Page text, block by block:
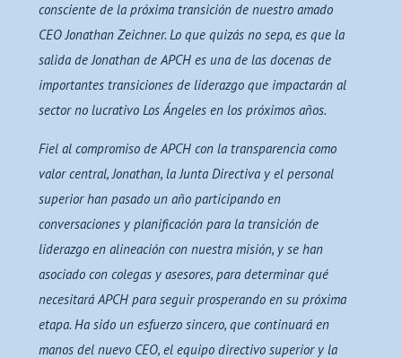
consciente de la próxima transición de nuestro amado
CEO Jonathan Zeichner. Lo que quizás no sepa, es que la
salida de Jonathan de APCH es una de las docenas de
importantes transiciones de liderazgo que impactarán al
sector no lucrativo Los Ángeles en los próximos años.
Fiel al compromiso de APCH con la transparencia como
valor central, Jonathan, la Junta Directiva y el personal
superior han pasado un año participando en
conversaciones y planificación para la transición de
liderazgo en alineación con nuestra misión, y se han
asociado con colegas y asesores, para determinar qué
necesitará APCH para seguir prosperando en su próxima
etapa. Ha sido un esfuerzo sincero, que continuará en
manos del nuevo CEO, el equipo directivo superior y la